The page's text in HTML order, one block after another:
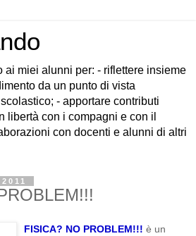
ai miei alunni per: - riflettere insieme
da un punto di vista
- apportare contributi
libertà con i compagni e con il
con docenti e alunni di altri
FISICA? NO PROBLEM!!! è un